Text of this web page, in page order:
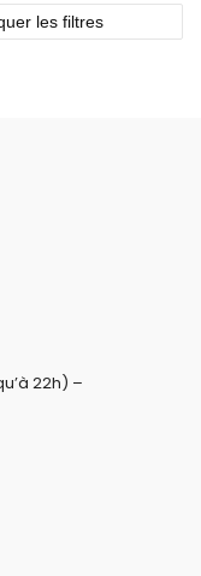
les filtres
22h) –